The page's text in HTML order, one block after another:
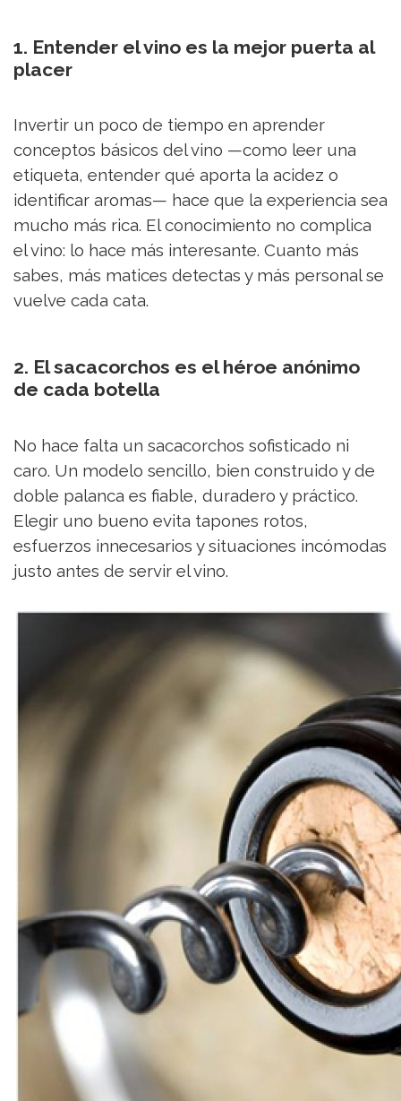
1. Entender el vino es la mejor puerta al
placer
Invertir un poco de tiempo en aprender
conceptos básicos del vino —como leer una
etiqueta, entender qué aporta la acidez o
identificar aromas— hace que la experiencia sea
mucho más rica. El conocimiento no complica
el vino: lo hace más interesante. Cuanto más
sabes, más matices detectas y más personal se
vuelve cada cata.
2. El sacacorchos es el héroe anónimo
de cada botella
No hace falta un sacacorchos sofisticado ni
caro. Un modelo sencillo, bien construido y de
doble palanca es fiable, duradero y práctico.
Elegir uno bueno evita tapones rotos,
esfuerzos innecesarios y situaciones incómodas
justo antes de servir el vino.